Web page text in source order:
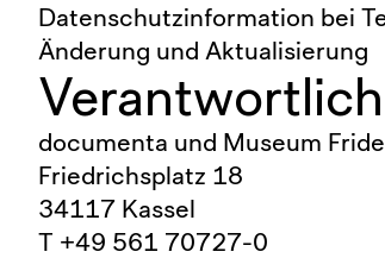
Datenschutzinformation bei
Änderung und Aktualisierung
documenta und Museum
Friedrichsplatz 18
34117 Kassel
T +49 561 70727-0